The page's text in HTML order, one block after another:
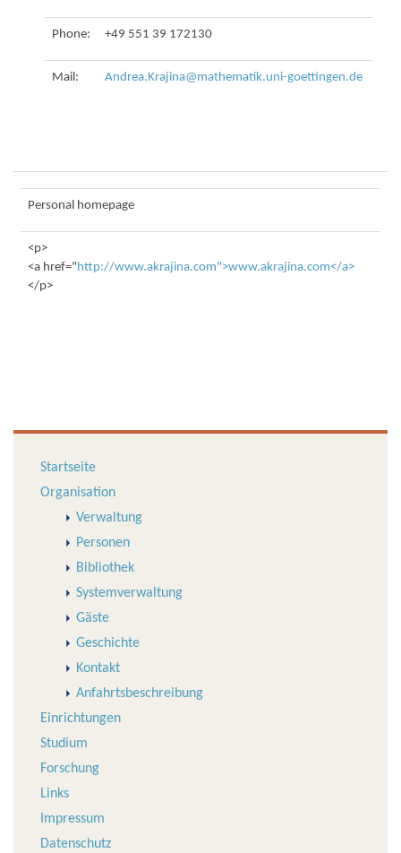
Phone: +49 551 39 172130
Mail: Andrea.Krajina@mathematik.uni-goettingen.de
Personal homepage
<p>
<a href="http://www.akrajina.com">www.akrajina.com</a>
</p>
Startseite
Organisation
Verwaltung
Personen
Bibliothek
Systemverwaltung
Gäste
Geschichte
Kontakt
Anfahrtsbeschreibung
Einrichtungen
Studium
Forschung
Links
Impressum
Datenschutz